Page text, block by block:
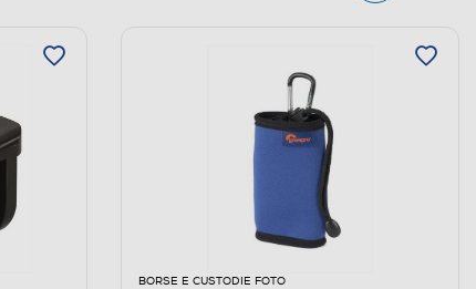
BORSE E CUSTODIE FOTO